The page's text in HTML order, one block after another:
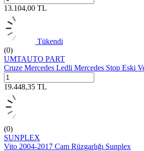
13.104,00 TL
Tükendi
(0)
UMTAUTO PART
Cruze Mercedes Ledli Mercedes Stop Eski
19.448,35 TL
(0)
SUNPLEX
Vito 2004-2017 Cam Rüzgarlığı Sunplex